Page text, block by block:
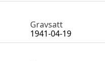
Gravsatt
1941-04-19